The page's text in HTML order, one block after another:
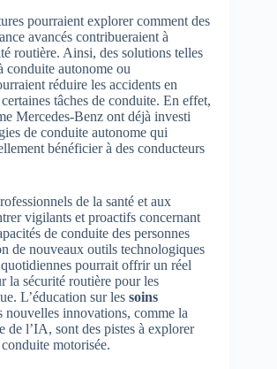
pourraient explorer comment des
avancés contribueraient à
routière. Ainsi, des solutions telles
conduite autonome ou
réduire les accidents en
tâches de conduite. En effet,
Mercedes-Benz ont déjà investi
de conduite autonome qui
bénéficier à des conducteurs
de la santé et aux
vigilants et proactifs concernant
de conduite des personnes
de nouveaux outils technologiques
pourrait offrir un réel
la sécurité routière pour les
L’éducation sur les soins
nouvelles innovations, comme la
de l’IA, sont des pistes à explorer
motorisée.